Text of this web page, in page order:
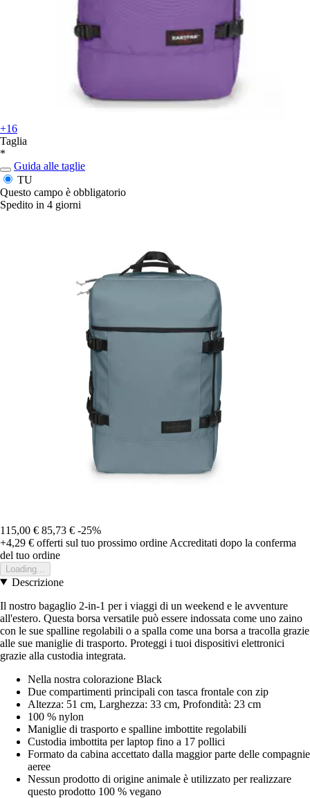
+16
Taglia
*
Guida alle taglie
TU
Questo campo è obbligatorio
Spedito in 4 giorni
115,00 € 85,73 € -25%
+4,29 € offerti sul tuo prossimo ordine Accreditati dopo la conferma
del tuo ordine
Loading...
Descrizione
Il nostro bagaglio 2-in-1 per i viaggi di un weekend e le avventure
all'estero. Questa borsa versatile può essere indossata come uno zaino
con le sue spalline regolabili o a spalla come una borsa a tracolla grazie
alle sue maniglie di trasporto. Proteggi i tuoi dispositivi elettronici
grazie alla custodia integrata.
Nella nostra colorazione Black
Due compartimenti principali con tasca frontale con zip
Altezza: 51 cm, Larghezza: 33 cm, Profondità: 23 cm
100 % nylon
Maniglie di trasporto e spalline imbottite regolabili
Custodia imbottita per laptop fino a 17 pollici
Formato da cabina accettato dalla maggior parte delle compagnie
aeree
Nessun prodotto di origine animale è utilizzato per realizzare
questo prodotto 100 % vegano